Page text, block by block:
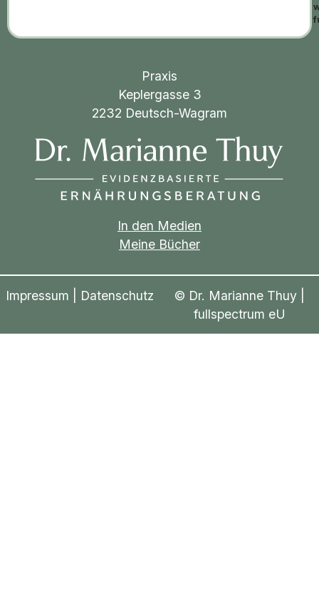
Praxis
Keplergasse 3
2232 Deutsch-Wagram
In den Medien
Meine Bücher
Impressum Datenschutz
© Dr. Marianne Thuy |
fullspectrum eU